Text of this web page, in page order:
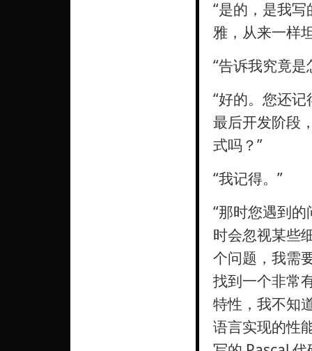
“是的，是我
雅，从来一样
“告诉我究竟
“好的。您还
最后开发阶段
式吗？”
“我记得。”
“那时您遇到
时会忽视某些
个问题，我需
找到一个非常
特性，我不知
语言实现的性